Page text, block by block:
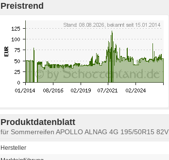
Preistrend
Produktdatenblatt
für Sommerreifen APOLLO ALNAG 4G 195/50R15 82V
Hersteller